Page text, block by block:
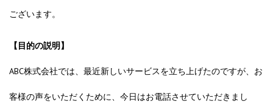
ございます。
【目的の説明】
ABC株式会社では、最近新しいサービスを立ち上げたのですが、お
客様の声をいただくために、今日はお電話させていただきまし